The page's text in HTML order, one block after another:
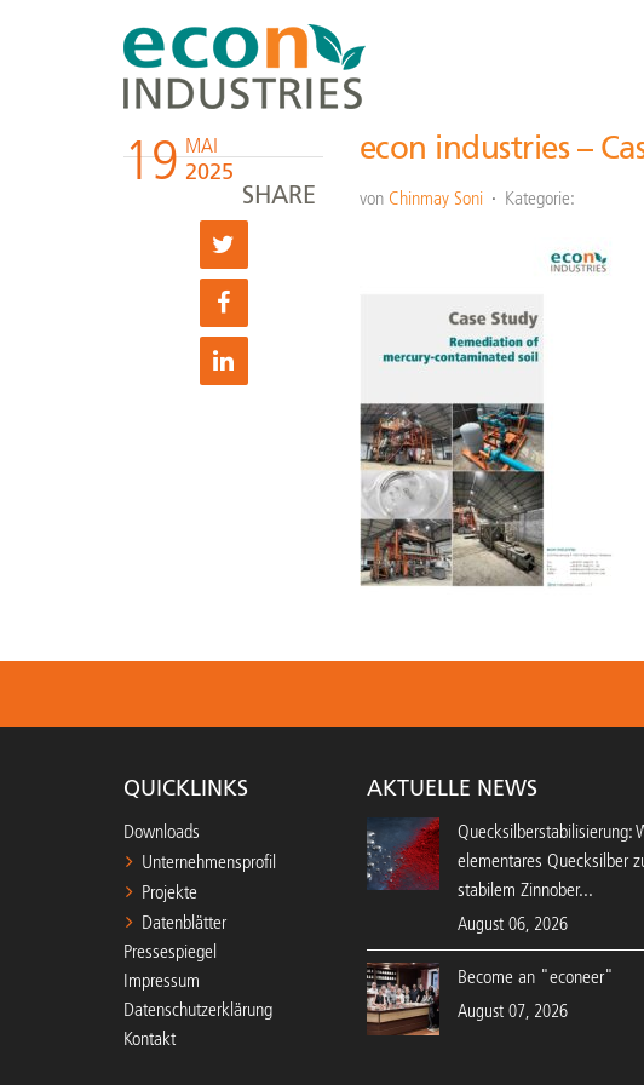
19 MAI
2025
SHARE
econ industries –
von Chinmay Soni Kategorie:
QUICKLINKS
Downloads
Unternehmensprofil
Projekte
Datenblätter
Pressespiegel
Impressum
Datenschutzerklärung
Kontakt
AKTUELLE NEWS
Quecksilberstabilisierung:
elementares Quecksilber
stabilem Zinnober...
August 06, 2026
Become an "econeer"
August 07, 2026